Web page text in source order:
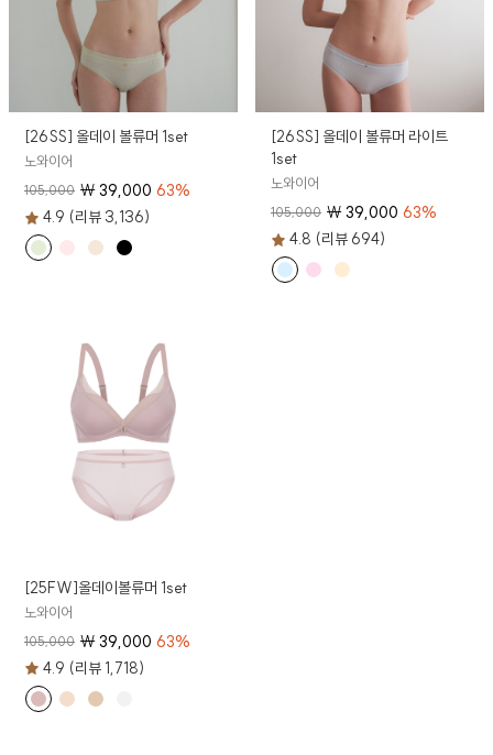
[26SS] 올데이 볼류머 1set
노와이어
105,000 ₩39,000 63%
4.9 (리뷰 3,136)
[26SS] 올데이 볼류머 라이트
1set
노와이어
105,000 ₩39,000 63%
4.8 (리뷰 694)
[25FW]올데이볼류머 1set
노와이어
105,000 ₩39,000 63%
4.9 (리뷰 1,718)